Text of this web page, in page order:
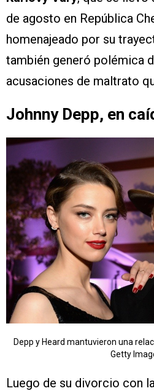
de agosto en República
homenajeado por su
también generó polémica
acusaciones de maltrato
Johnny Depp, en
Depp y Heard mantuvieron una
Getty
Luego de su divorcio con